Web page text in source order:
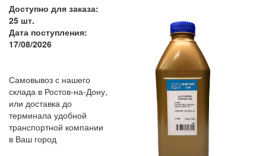
Доступно для заказа:
25 шт.
Дата поступления:
17/08/2026
Самовывоз с нашего
склада в Ростов-на-Дону,
или доставка до
терминала удобной
транспортной компании
в Ваш город